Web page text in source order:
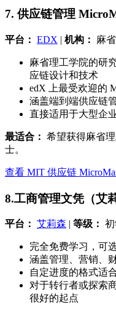
7. 供应链管理
平台： EDX | 机构： 麻
麻省理工学院的研
应链设计和技术
edX 上最受欢迎的
涵盖端到端供应链
直接适用于大型企
最适合： 希望获得麻省
士。
查看 MIT 供应链
8.工商管理文凭（艾
平台： 艾莉森 | 等级：
完全免费学习，可
涵盖管理、营销、
自定进度的格式适
对于转行者或探索
很好的起点